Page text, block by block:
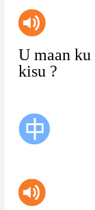
U maan ku
kisu ?